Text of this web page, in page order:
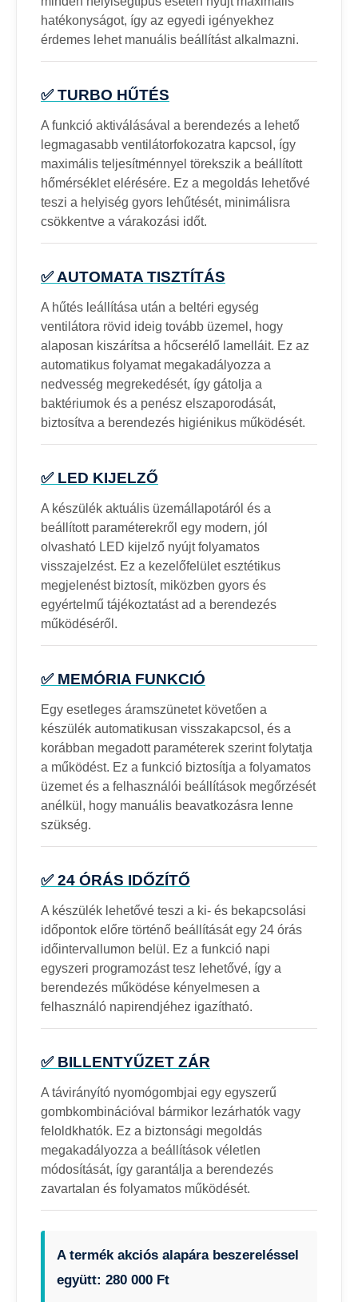
hatékonyságot, így az egyedi igényekhez
érdemes lehet manuális beállítást alkalmazni.
✅ TURBO HŰTÉS
A funkció aktiválásával a berendezés a lehető
legmagasabb ventilátorfokozatra kapcsol, így
maximális teljesítménnyel törekszik a beállított
hőmérséklet elérésére. Ez a megoldás lehetővé
teszi a helyiség gyors lehűtését, minimálisra
csökkentve a várakozási időt.
✅ AUTOMATA TISZTÍTÁS
A hűtés leállítása után a beltéri egység
ventilátora rövid ideig tovább üzemel, hogy
alaposan kiszárítsa a hőcserélő lamelláit. Ez az
automatikus folyamat megakadályozza a
nedvesség megrekedését, így gátolja a
baktériumok és a penész elszaporodását,
biztosítva a berendezés higiénikus működését.
✅ LED KIJELZŐ
A készülék aktuális üzemállapotáról és a
beállított paraméterekről egy modern, jól
olvasható LED kijelző nyújt folyamatos
visszajelzést. Ez a kezelőfelület esztétikus
megjelenést biztosít, miközben gyors és
egyértelmű tájékoztatást ad a berendezés
működéséről.
✅ MEMÓRIA FUNKCIÓ
Egy esetleges áramszünetet követően a
készülék automatikusan visszakapcsol, és a
korábban megadott paraméterek szerint folytatja
a működést. Ez a funkció biztosítja a folyamatos
üzemet és a felhasználói beállítások megőrzését
anélkül, hogy manuális beavatkozásra lenne
szükség.
✅ 24 ÓRÁS IDŐZÍTŐ
A készülék lehetővé teszi a ki- és bekapcsolási
időpontok előre történő beállítását egy 24 órás
időintervallumon belül. Ez a funkció napi
egyszeri programozást tesz lehetővé, így a
berendezés működése kényelmesen a
felhasználó napirendjéhez igazítható.
✅ BILLENTYŰZET ZÁR
A távirányító nyomógombjai egy egyszerű
gombkombinációval bármikor lezárhatók vagy
feloldkhatók. Ez a biztonsági megoldás
megakadályozza a beállítások véletlen
módosítását, így garantálja a berendezés
zavartalan és folyamatos működését.
A termék akciós alapára beszereléssel
együtt: 280 000 Ft